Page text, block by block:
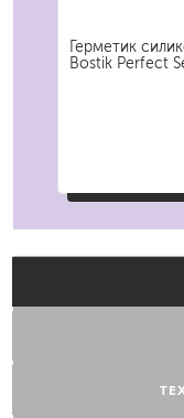
Герметик
Bostik Perfect